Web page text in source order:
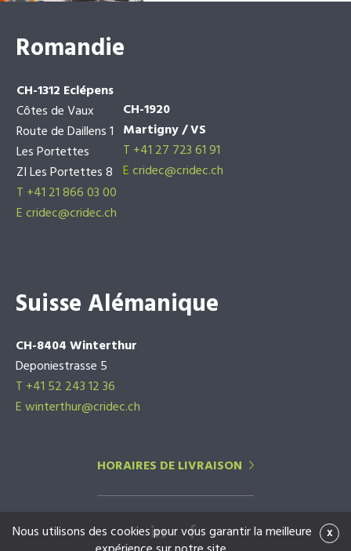
Romandie
CH-1312 Eclépens
Côtes de Vaux
Route de Daillens 1
Les Portettes
ZI Les Portettes 8
T +41 21 866 03 00
Ecridec@cridec.ch
CH-1920
Martigny / VS
T +41 27 723 61 91
Ecridec@cridec.ch
Suisse Alémanique
CH-8404 Winterthur
Deponiestrasse 5
T +41 52 243 12 36
E winterthur@cridec.ch
HORAIRES DE LIVRAISON
x
Nous utilisons des cookies pour vous garantir la meilleure